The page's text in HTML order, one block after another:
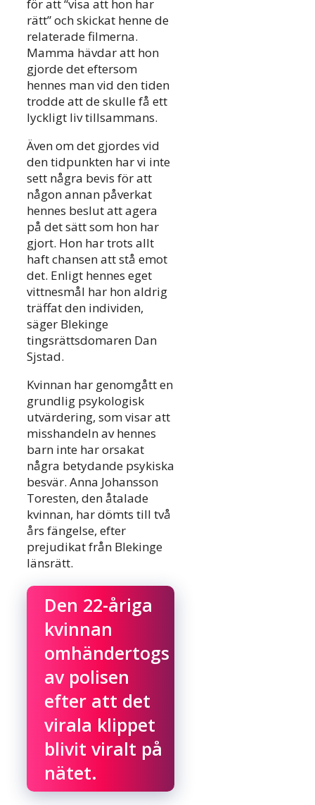
för att “visa att hon har
rätt” och skickat henne de
relaterade filmerna.
Mamma hävdar att hon
gjorde det eftersom
hennes man vid den tiden
trodde att de skulle få ett
lyckligt liv tillsammans.
Även om det gjordes vid
den tidpunkten har vi inte
sett några bevis för att
någon annan påverkat
hennes beslut att agera
på det sätt som hon har
gjort. Hon har trots allt
haft chansen att stå emot
det. Enligt hennes eget
vittnesmål har hon aldrig
träffat den individen,
säger Blekinge
tingsrättsdomaren Dan
Sjstad.
Kvinnan har genomgått en
grundlig psykologisk
utvärdering, som visar att
misshandeln av hennes
barn inte har orsakat
några betydande psykiska
besvär. Anna Johansson
Toresten, den åtalade
kvinnan, har dömts till två
års fängelse, efter
prejudikat från Blekinge
länsrätt.
Den 22-åriga
kvinnan
omhändertogs
av polisen
efter att det
virala klippet
blivit viralt på
nätet.